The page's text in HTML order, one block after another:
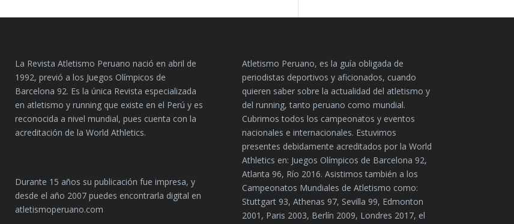
La Revista Atletismo Peruano nació en abril de
1992, previó a los Juegos Olímpicos de
Barcelona 92. Es la única Revista especializada
en atletismo y running que existe en el Perú y es
reconocida a nivel mundial, pues cuenta con la
acreditación de la World Athletics.
Durante 15 años su publicación fue impresa, y
desde el año 2007 puedes encontrarla digital en
atletismoperuano.com
Atletismo Peruano, es la guía obligada de
periodistas deportivos y aficionados, cuando
quieren saber sobre la actualidad del atletismo y
del running, tanto peruano como mundial.
Cubrimos todos los campeonatos y eventos
nacionales e internacionales. Estuvimos
presentes debidamente acreditados por la World
Athletics en: Juegos Olímpicos de Barcelona 92,
Atlanta 96, Río 2016. Asistimos también a los
Campeonatos Mundiales de Atletismo como:
Stuttgart 93, Athenas 97, Sevilla 99, Edmonton
2001, Paris 2003, Berlín 2009, Londres 2017, el